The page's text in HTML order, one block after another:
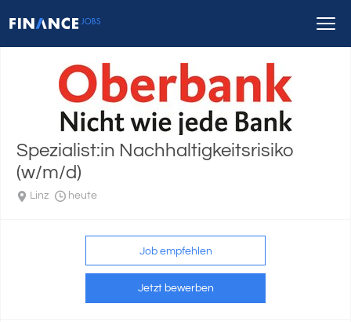
Spezialist:in Nachhaltigkeitsrisiko
(w/m/d)
Linz heute
Job empfehlen
Jetzt bewerben